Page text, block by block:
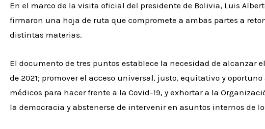
En el marco de la visita oficial del presidente de Bolivia, Luis
firmaron una hoja de ruta que compromete a ambas partes a
distintas materias.
El documento de tres puntos establece la necesidad de alcanzar
de 2021; promover el acceso universal, justo, equitativo y
médicos para hacer frente a la Covid-19, y exhortar a la
la democracia y abstenerse de intervenir en asuntos internos de